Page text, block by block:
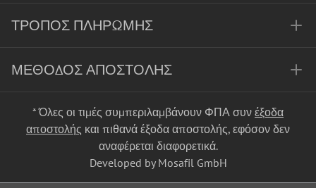
ΤΡΌΠΟΣ ΠΛΗΡΩΜΉΣ
ΜΈΘΟΔΟΣ ΑΠΟΣΤΟΛΉΣ
* Όλες οι τιμές συμπεριλαμβάνουν ΦΠΑ συν έξοδα
αποστολής και πιθανά έξοδα αποστολής, εφόσον δεν
αναφέρεται διαφορετικά.
Developed by Mosafil GmbH